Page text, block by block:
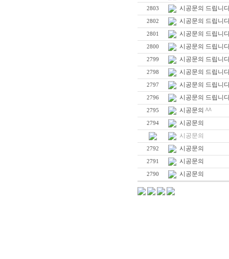
2803 시공문의 드립니
2802 시공문의 드립니
2801 시공문의 드립니
2800 시공문의 드립니
2799 시공문의 드립니
2798 시공문의 드립니
2797 시공문의 드립니
2796 시공문의 드립니
2795 시공문의 ^^
2794
시공문의
시공문의
2792 시공문의
2791 시공문의
2790 시공문의